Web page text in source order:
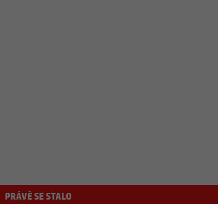
PRÁVĚ SE STALO